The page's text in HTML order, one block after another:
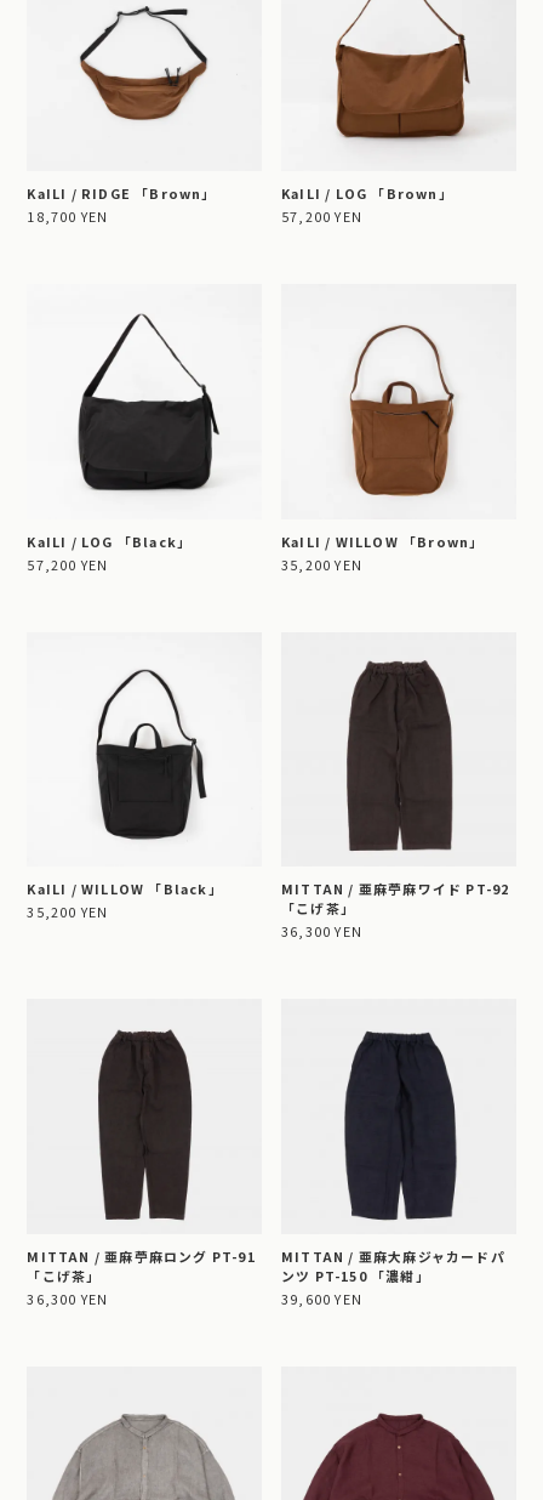
KaILI / RIDGE 「Brown」
18,700 YEN
KaILI / LOG 「Brown」
57,200 YEN
KaILI / LOG 「Black」
57,200 YEN
KaILI / WILLOW 「Brown」
35,200 YEN
KaILI / WILLOW 「Black」
35,200 YEN
MITTAN / 亜麻苧麻ワイド PT-92
「こげ茶」
36,300 YEN
MITTAN / 亜麻苧麻ロング PT-91
「こげ茶」
36,300 YEN
MITTAN / 亜麻大麻ジャカードパ
ンツ PT-150 「濃紺」
39,600 YEN